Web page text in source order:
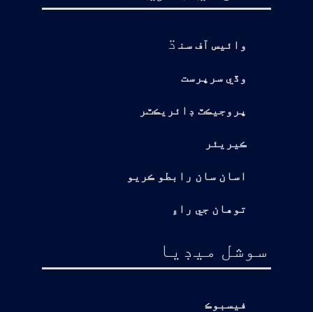
وائيس آف سن ڌ
وڏي سرپرست
پروجيڪٽ ڊائريڪٽر
ڪيريئر
اسان سان رابطو ڪريو
توهان جي راءِ
سوشل ميڊيا
فيسبوڪ